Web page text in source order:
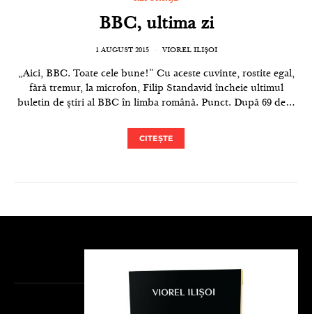
BBC, ultima zi
1 AUGUST 2015 VIOREL ILIȘOI
„Aici, BBC. Toate cele bune!” Cu aceste cuvinte, rostite egal,
fără tremur, la microfon, Filip Standavid încheie ultimul
buletin de știri al BBC în limba română. Punct. După 69 de…
CITEȘTE